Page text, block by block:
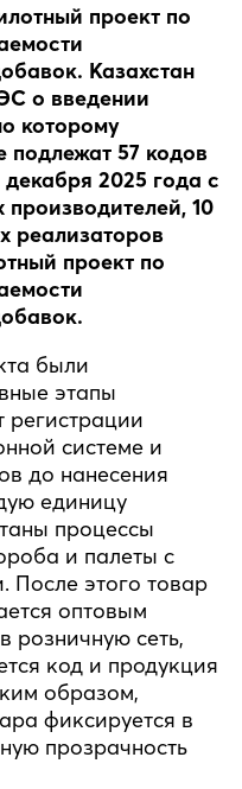
проект по
Казахстан
о введении
которому
подлежат 57 кодов
2025 года с
производителей, 10
реализаторов
проект по
были
этапы
системе и
до нанесения
единицу
процессы
и палеты с
После этого товар
оптовым
розничную сеть,
код и продукция
образом,
фиксируется в
прозрачность